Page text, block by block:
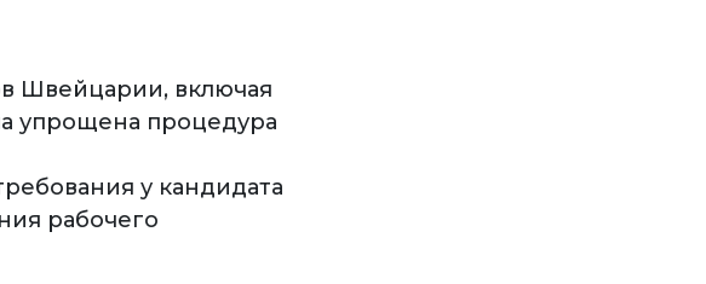
Швейцарии, включая
упрощена процедура
у кандидата
рабочего